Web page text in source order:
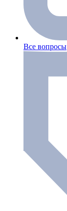
Все вопросы